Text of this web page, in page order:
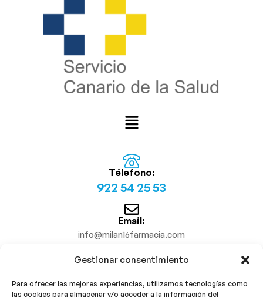
Gestionar consentimiento
Para ofrecer las mejores experiencias, utilizamos tecnologías como
las cookies para almacenar y/o acceder a la información del
Télefono:
922 54 25 53
Email:
info@milan16farmacia.com
¡Síguenos!